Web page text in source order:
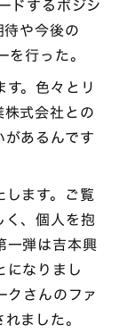
ドするポジシ
や今後の
行った。
す。色々とリ
式会社との
あるんです
します。ご覧
く、個人を抱
一弾は吉本興
になりまし
さんのファ
ました。